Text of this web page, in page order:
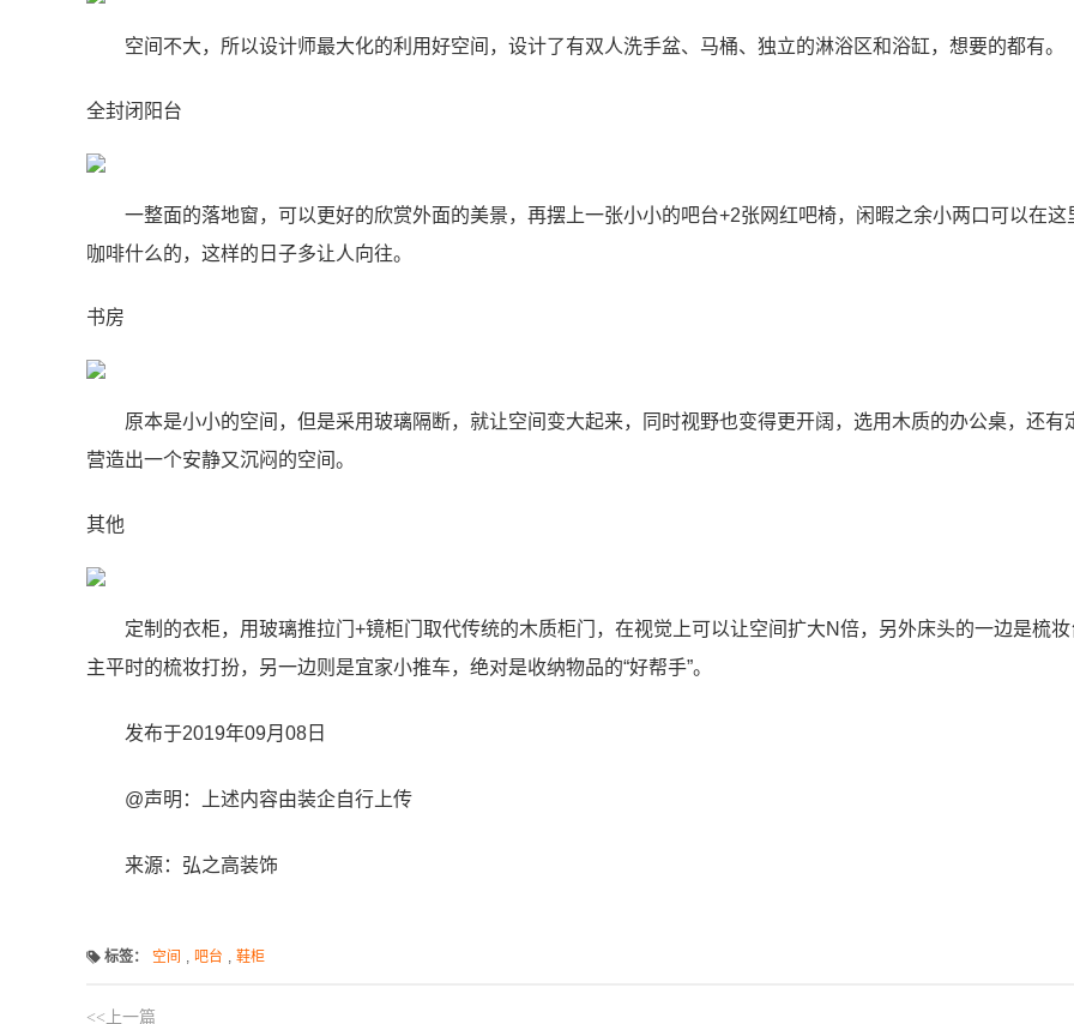
空间不大，所以设计师最大化的利用好空间，设计了有双人洗手盆、马桶、独立的淋浴区和浴缸，想要的都有。
全封闭阳台
一整面的落地窗，可以更好的欣赏外面的美景，再摆上一张小小的吧台+2张网红吧椅，闲暇之余小两口可以在这
咖啡什么的，这样的日子多让人向往。
书房
原本是小小的空间，但是采用玻璃隔断，就让空间变大起来，同时视野也变得更开阔，选用木质的办公桌，还有
营造出一个安静又沉闷的空间。
其他
定制的衣柜，用玻璃推拉门+镜柜门取代传统的木质柜门，在视觉上可以让空间扩大N倍，另外床头的一边是梳
主平时的梳妆打扮，另一边则是宜家小推车，绝对是收纳物品的“好帮手”。
发布于2019年09月08日
@声明：上述内容由装企自行上传
来源：弘之高装饰
标签： 空间 , 吧台 , 鞋柜
<<上一篇